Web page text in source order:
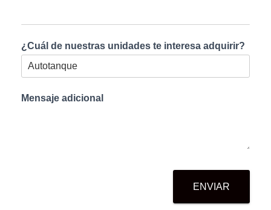
¿Cuál de nuestras unidades te interesa adquirir?
Mensaje adicional
ENVIAR